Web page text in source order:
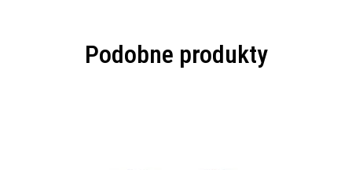
Podobne produkty